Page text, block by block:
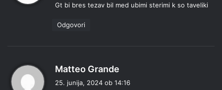
v
Gt bi bres tezav bil med ubimi sterimi k so taveliki
Odgovori
Matteo Grande
r
25. junija, 2024 ob 14:16